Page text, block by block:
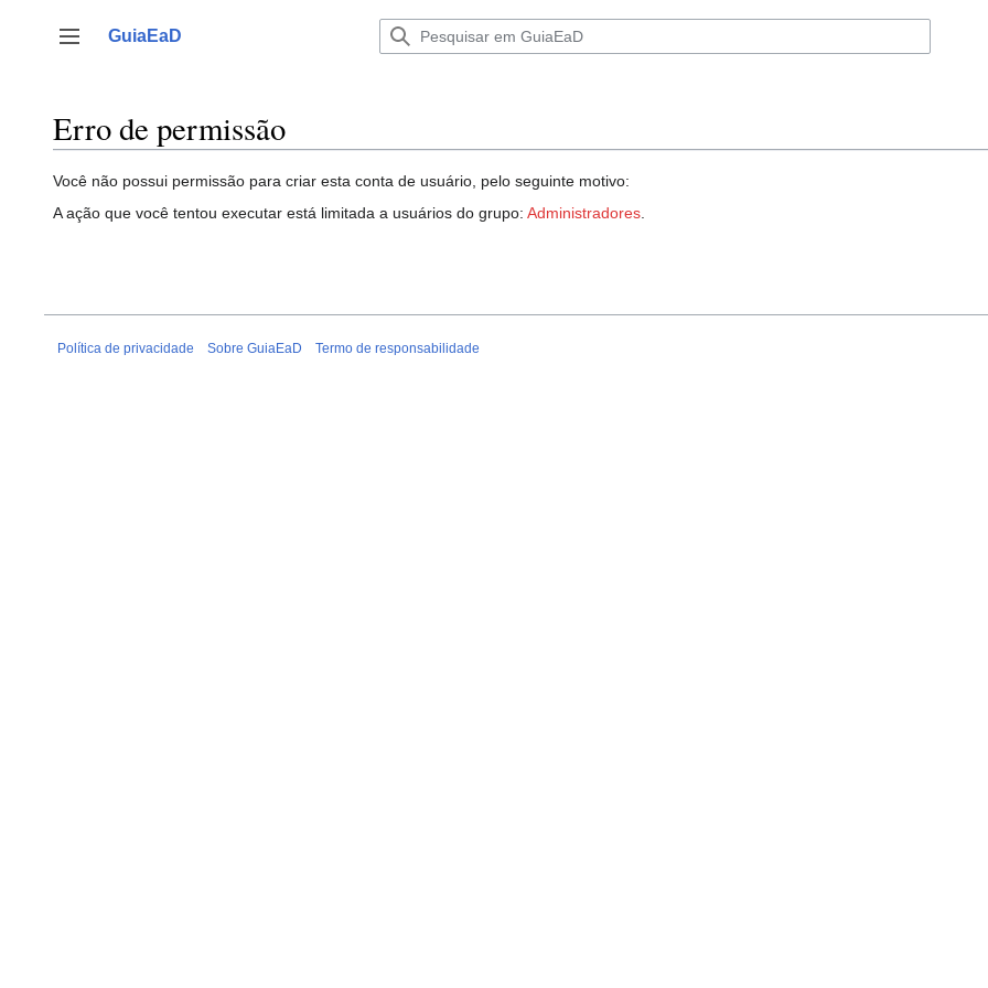
para
Alternar barra lateral
GuiaEaD
Erro de permissão
Você não possui permissão para criar esta conta de usuário, pelo seguinte motivo:
A ação que você tentou executar está limitada a usuários do grupo: Administradores
Política de privacidade Sobre GuiaEaD Termo de responsabilidade